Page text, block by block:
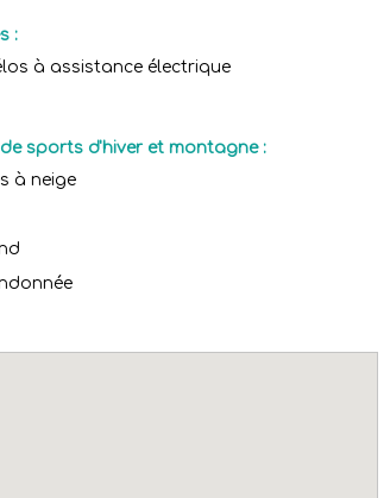
:
à assistance électrique
sports d'hiver et montagne :
à neige